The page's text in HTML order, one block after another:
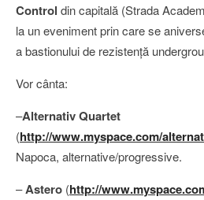
Control din capitală (Strada
la un eveniment prin care se
a bastionului de rezistenţă
Vor cânta:
–Alternativ Quartet
(http://www.myspace.com/
Napoca, alternative/progressive.
–Astero (http://